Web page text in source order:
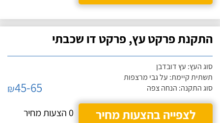
התקנת פרקט עץ, פרקט דו שכבתי
סוג העץ: עץ דובדבן
תשתית קיימת: על גבי מרצפות
סוג התקנה: הנחה צפה
₪45-65
לצפייה בהצעות מחיר
0 הצעות מחיר